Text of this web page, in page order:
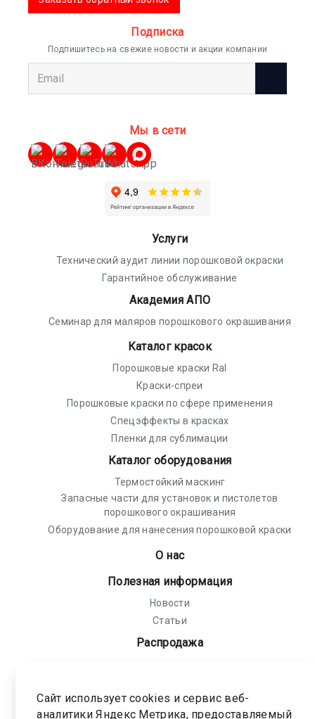
Подписка
Подпишитесь на свежие новости и акции компании
Мы в сети
Услуги
Технический аудит линии порошковой окраски
Гарантийное обслуживание
Академия АПО
Семинар для маляров порошкового окрашивания
Каталог красок
Порошковые краски Ral
Краски-спреи
Порошковые краски по сфере применения
Спецэффекты в красках
Пленки для сублимации
Каталог оборудования
Термостойкий маскинг
Запасные части для установок и пистолетов
порошкового окрашивания
Оборудование для нанесения порошковой краски
О нас
Полезная информация
Новости
Статьи
Распродажа
Соглашение на обработку персональных
данных
Сайт использует cookies и сервис веб-
аналитики Яндекс Метрика, предоставляемый